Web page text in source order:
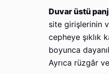
Duvar üstü
site girişlerinin
cepheye şıklık
boyunca
Ayrıca rüzgâr